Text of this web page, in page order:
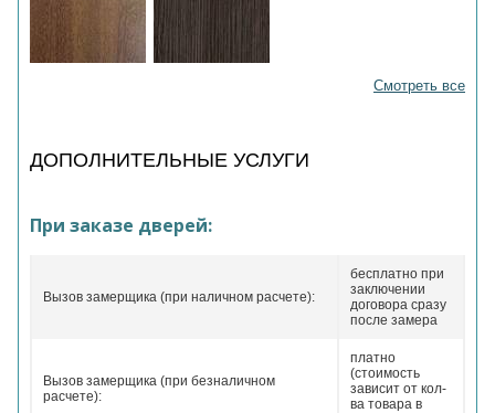
Смотреть все
ДОПОЛНИТЕЛЬНЫЕ УСЛУГИ
При заказе дверей:
Вызов замерщика (при наличном расчете):
бесплатно при
заключении
договора сразу
после замера
Вызов замерщика (при безналичном
расчете):
платно
(стоимость
зависит от кол-
ва товара в